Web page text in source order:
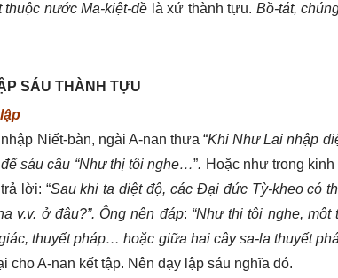
thuộc nước Ma-kiệt-đề là xứ thành tựu. Bồ-tát,
SÁU THÀNH TỰU
Niết-bàn, ngài A-nan thưa “Khi Như Lai nhập
sáu câu “Như thị tôi nghe…”. Hoặc như trong kinh
lời: “Sau khi ta diệt độ, các Đại đức Tỳ-kheo có
v.v. ở đâu?”. Ông nên đáp: “Như thị tôi nghe,
thuyết pháp… hoặc giữa hai cây sa-la thuyết
cho A-nan kết tập. Nên dạy lập sáu nghĩa đó.